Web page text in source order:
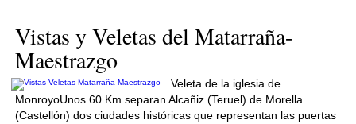
Vistas y Veletas del Matarraña-
Maestrazgo
Veleta de la iglesia de
MonroyoUnos 60 Km separan Alcañiz (Teruel) de Morella
(Castellón) dos ciudades históricas que representan las puertas